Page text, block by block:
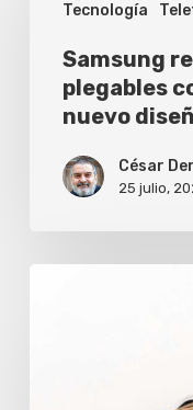
Tecnología
celulares
plegables
batería,
y
Samsung
plegables
nuevo
César
25 julio,